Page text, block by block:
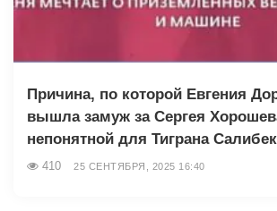
Причина, по которой Евгения
вышла замуж за Сергея
непонятной для Тиграна
410 25 СЕНТЯБРЯ, 2025 16:40